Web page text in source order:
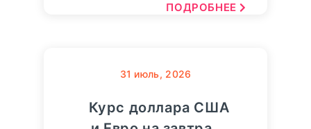
ПОДРОБНЕЕ
31 июль, 2026
Курс доллара США